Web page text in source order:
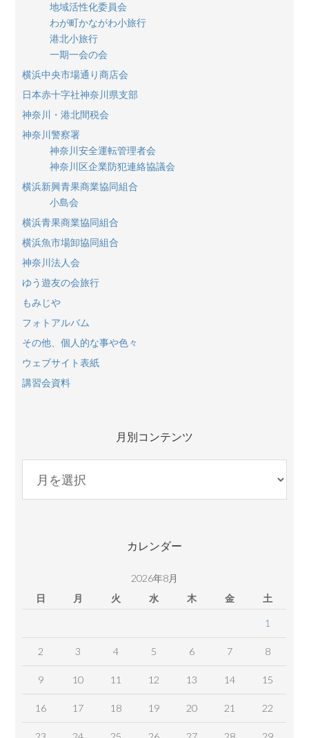
地域活性化委員会
わが町かながわ小旅行
港北小旅行
一期一会の会
横浜中央市場通り商店会
日本赤十字社神奈川県支部
神奈川・港北間税会
神奈川警察署
神奈川安全運転管理者会
神奈川区企業防犯連絡協議会
横浜新興青果商業協同組合
小島会
横浜青果商業協同組合
横浜魚市場卸協同組合
神奈川法人会
ゆう遊友の会旅行
もみじや
フォトアルバム
その他、個人的な事や色々
ウェブサイト表紙
講習会資料
月別コンテンツ
コ
カレンダー
2026年8月
日
月 火 水 木 金 土
1
2 3 4 5 6 7 8
9 10 11 12 13 14 15
16 17 18 19 20 21 22